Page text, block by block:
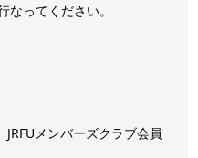
ってください。
メンバーズクラブ会員